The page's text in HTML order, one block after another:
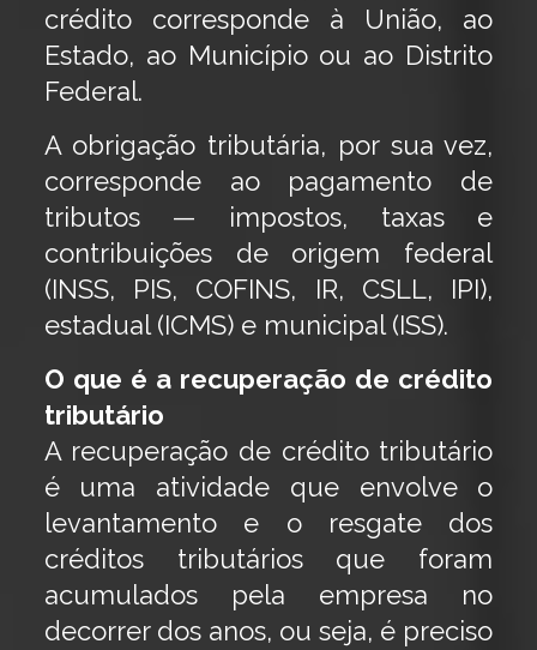
crédito corresponde à União, ao
Estado, ao Município ou ao Distrito
Federal.
A obrigação tributária, por sua vez,
corresponde ao pagamento de
tributos — impostos, taxas e
contribuições de origem federal
(INSS, PIS, COFINS, IR, CSLL, IPI),
estadual (ICMS) e municipal (ISS).
O que é a recuperação de crédito
tributário
A recuperação de crédito tributário
é uma atividade que envolve o
levantamento e o resgate dos
créditos tributários que foram
acumulados pela empresa no
decorrer dos anos, ou seja, é preciso